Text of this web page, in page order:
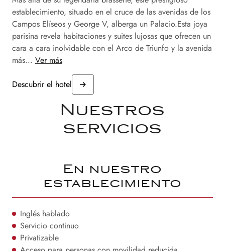
establecimiento, situado en el cruce de las avenidas de los
Campos Elíseos y George V, alberga un Palacio.Esta joya
parisina revela habitaciones y suites lujosas que ofrecen un
cara a cara inolvidable con el Arco de Triunfo y la avenida
más... Ver más
Descubrir el hotel
Nuestros
servicios
En nuestro
establecimiento
Inglés hablado
Servicio continuo
Privatizable